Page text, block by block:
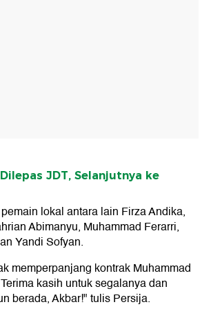
JDT, Selanjutnya ke
lokal antara lain Firza Andika,
Abimanyu, Muhammad Ferarri,
Yandi Sofyan.
memperpanjang kontrak Muhammad
kasih untuk segalanya dan
berada, Akbar!" tulis Persija.